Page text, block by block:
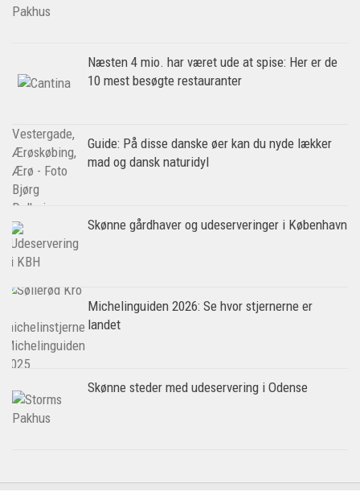
Næsten 4 mio. har været ude at spise: Her er de
10 mest besøgte restauranter
Guide: På disse danske øer kan du nyde lækker
mad og dansk naturidyl
Skønne gårdhaver og udeserveringer i København
Michelinguiden 2026: Se hvor stjernerne er
landet
Skønne steder med udeservering i Odense